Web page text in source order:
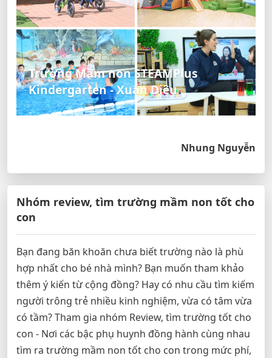
Trường Mầm non STEAMPlus
Kindergarten - Xuân Diệu
Nhung Nguyễn
Nhóm review, tìm trường mầm non tốt cho
con
Bạn đang băn khoăn chưa biết trường nào là phù
hợp nhất cho bé nhà mình? Bạn muốn tham khảo
thêm ý kiến từ cộng đồng? Hay có nhu cầu tìm kiếm
người trông trẻ nhiều kinh nghiệm, vừa có tâm vừa
có tầm? Tham gia nhóm Review, tìm trường tốt cho
con - Nơi các bậc phụ huynh đồng hành cùng nhau
tìm ra trường mầm non tốt cho con trong mức phí,